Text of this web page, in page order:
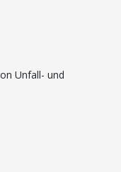
Unfall- und